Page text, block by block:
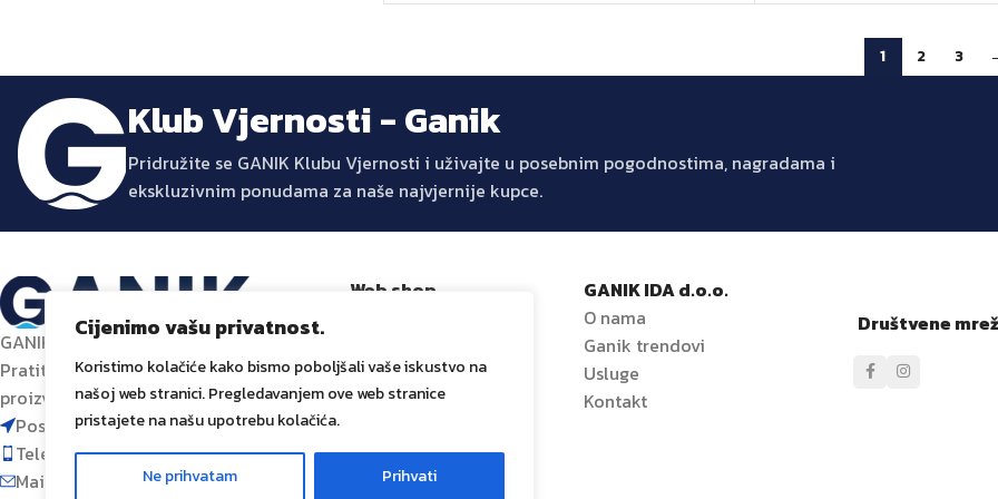
Cijenimo vašu privatnost.
Koristimo kolačiće kako bismo poboljšali vaše iskustvo na
našoj web stranici. Pregledavanjem ove web stranice
pristajete na našu upotrebu kolačića.
Ne prihvatam Prihvati
1 2 3
Klub Vjernosti - Ganik
Pridružite se GANIK Klubu Vjernosti i uživajte u posebnim pogodnostima, nagradama i
ekskluzivnim ponudama za naše najvjernije kupce.
GANIK – Izvor inovacije za vaš dom.
Pratite nas za najnovije trendove,
proizvode i inspiraciju za uređenje doma.
Poslovni centar 96-2, 72250 Vitez
Telefon: 063 392 382
Mail: shop@ganik.ba
Web shop
Dostava i plaćanje
Prati narudžbu
GANIK IDA d.o.o.
O nama
Ganik trendovi
Usluge
Kontakt
Društvene